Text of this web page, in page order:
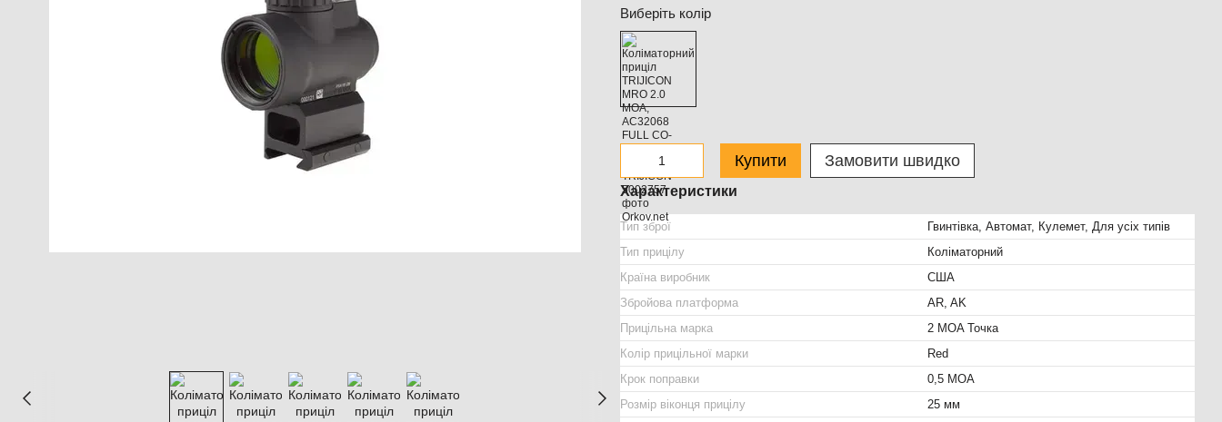
Виберіть колір
Купити Замовити швидко
Характеристики
Тип зброї
Гвинтівка, Автомат, Кулемет, Для усіх типів
Тип прицілу
Коліматорний
Країна виробник
США
Збройова платформа
AR, AK
Прицільна марка
2 MOA Точка
Колір прицільної марки
Red
Крок поправки
0,5 MOA
Розмір віконця прицілу
25 мм